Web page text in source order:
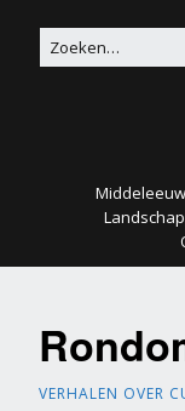
VERHALEN OVER